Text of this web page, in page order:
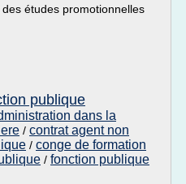
études promotionnelles
publique
dans la
/ contrat agent non
/ conge de formation
/ fonction publique